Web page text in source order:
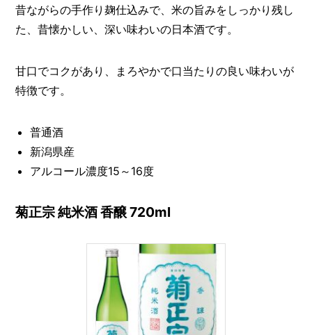
昔ながらの手作り麹仕込みで、米の旨みをしっかり残し
た、昔懐かしい、深い味わいの日本酒です。
甘口でコクがあり、まろやかで口当たりの良い味わいが
特徴です。
普通酒
新潟県産
アルコール濃度15～16度
菊正宗 純米酒 香醸 720ml